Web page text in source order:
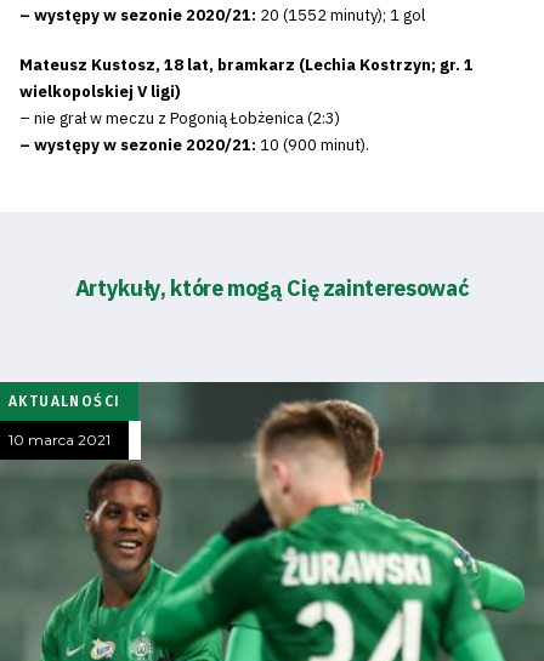
– występy w sezonie 2020/21: 20 (1552 minuty); 1 gol
Mateusz Kustosz, 18 lat, bramkarz (Lechia Kostrzyn; gr. 1
wielkopolskiej V ligi)
– nie grał w meczu z Pogonią Łobżenica (2:3)
– występy w sezonie 2020/21: 10 (900 minut).
Artykuły, które mogą Cię zainteresować
AKTUALNOŚCI
10 marca 2021